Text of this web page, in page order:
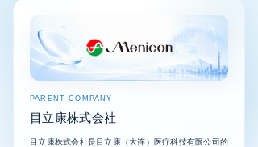
PARENT COMPANY
目立康株式会社
目立康株式会社是目立康（大连）医疗科技有限公司的